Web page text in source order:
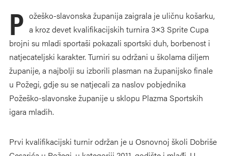
P ožeško-slavonska županija zaigrala je uličnu košarku,
a kroz devet kvalifikacijskih turnira 3×3 Sprite Cupa
brojni su mladi sportaši pokazali sportski duh, borbenost i
natjecateljski karakter. Turniri su održani u školama diljem
županije, a najbolji su izborili plasman na županijsko finale
u Požegi, gdje su se natjecali za naslov pobjednika
Požeško-slavonske županije u sklopu Plazma Sportskih
igara mladih.
Prvi kvalifikacijski turnir održan je u Osnovnoj školi Dobriše